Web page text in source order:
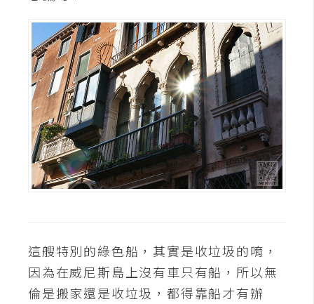
這艘特別的綠色船，其實是收垃圾的唷，
因為在威尼斯島上沒有車只有船，所以無
倫是搬家還是收垃圾，都得靠船才有辦